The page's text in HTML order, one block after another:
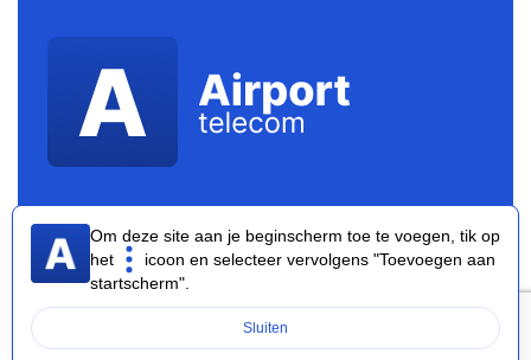
Airport Telecom 2026 ®
Om deze site aan je beginscherm toe te voegen, tik op
het
icoon en selecteer vervolgens "Toevoegen aan
startscherm".
Sluiten